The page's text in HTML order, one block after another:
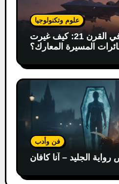
علوم وتكنولوجيا
حرب الدرونز في القرن 21: كيف غيرت
المسيرة المعارك؟
فن وأدب
الجليد – آنا كافان